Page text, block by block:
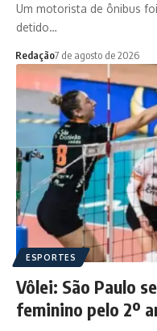
Um motorista de ônibus
detido…
Redação7 de agosto de 2026
ESPORTES
Vôlei: São Paulo
feminino pelo 2º